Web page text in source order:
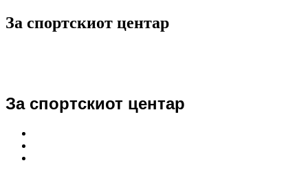
За спортскиот центар
За спортскиот центар